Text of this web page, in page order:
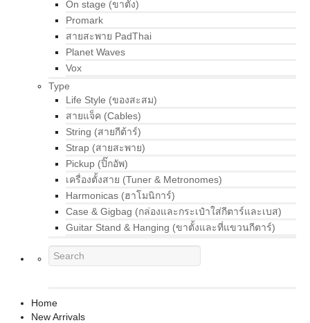
On stage (ขาตั้ง)
Promark
สายสะพาย PadThai
Planet Waves
Vox
Type
Life Style (ของสะสม)
สายแจ็ค (Cables)
String (สายกีต้าร์)
Strap (สายสะพาย)
Pickup (ปิ๊กอัพ)
เครื่องตั้งสาย (Tuner & Metronomes)
Harmonicas (ฮาโมนิการ์)
Case & Gigbag (กล่องและกระเป๋าใส่กีตาร์และเบส)
Guitar Stand & Hanging (ขาตั้งและที่แขวนกีตาร์)
Home
New Arrivals